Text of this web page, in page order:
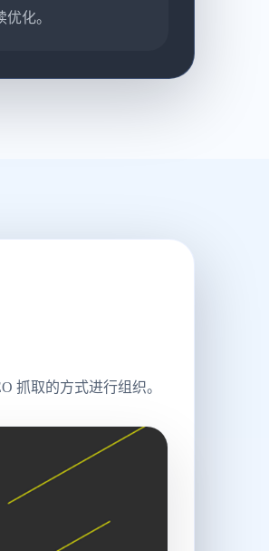
化。
抓取的方式进行组织。